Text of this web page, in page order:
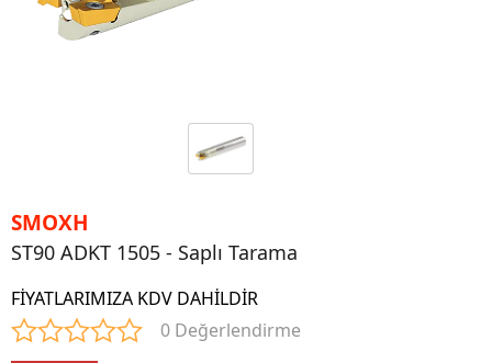
SMOXH
ST90 ADKT 1505 - Saplı Tarama
FİYATLARIMIZA KDV DAHİLDİR
0 Değerlendirme